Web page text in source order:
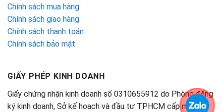
Chính sách mua hàng
Chính sách giao hàng
Chính sách thanh toán
Chính sách bảo mật
GIẤY PHÉP KINH DOANH
Giấy chứng nhận kinh doanh số 0310655912 do Phòng đăng
ký kinh doanh, Sở kế hoạch và đầu tư TPHCM cấp ngày